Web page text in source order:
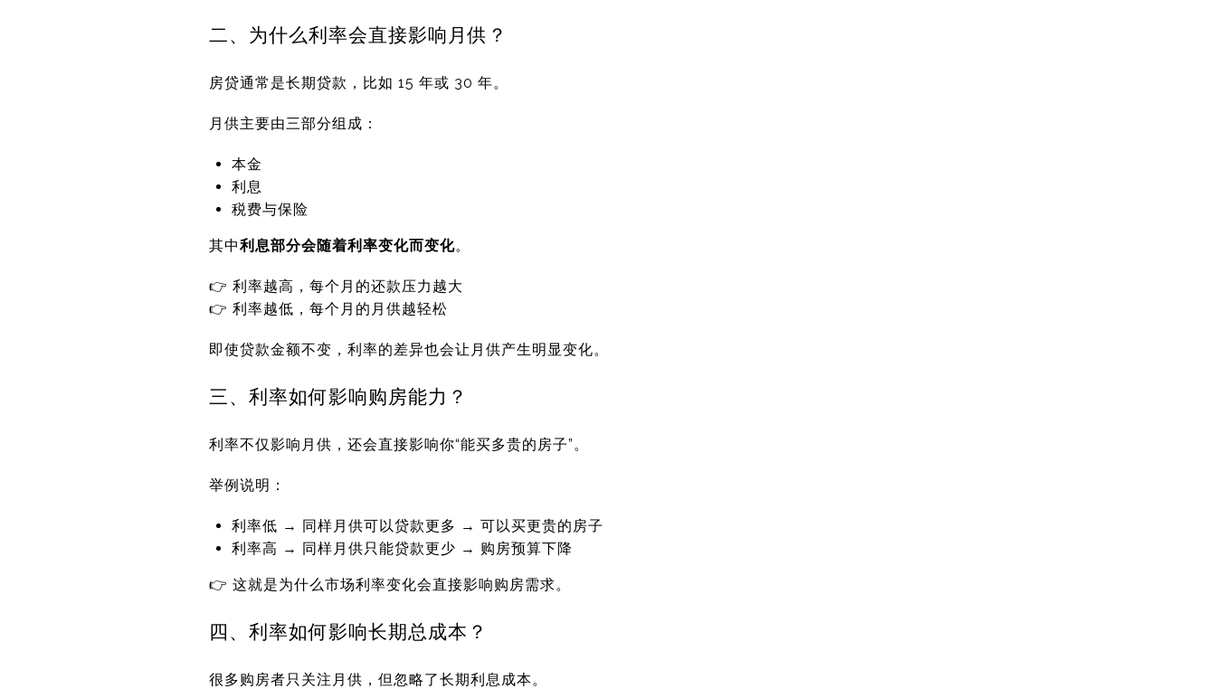
二、为什么利率会直接影响月供？
房贷通常是长期贷款，比如 15 年或 30 年。
月供主要由三部分组成：
本金
利息
税费与保险
其中利息部分会随着利率变化而变化。
👉 利率越高，每个月的还款压力越大
👉 利率越低，每个月的月供越轻松
即使贷款金额不变，利率的差异也会让月供产生明显变化。
三、利率如何影响购房能力？
利率不仅影响月供，还会直接影响你“能买多贵的房子”。
举例说明：
利率低 → 同样月供可以贷款更多 → 可以买更贵的房子
利率高 → 同样月供只能贷款更少 → 购房预算下降
👉 这就是为什么市场利率变化会直接影响购房需求。
四、利率如何影响长期总成本？
很多购房者只关注月供，但忽略了长期利息成本。